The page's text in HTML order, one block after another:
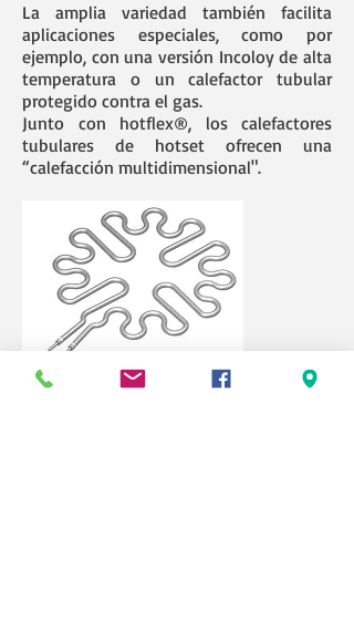
La amplia variedad también facilita
aplicaciones especiales, como por
ejemplo, con una versión Incoloy de alta
temperatura o un calefactor tubular
protegido contra el gas.
Junto con hotflex®, los calefactores
tubulares de hotset ofrecen una
“calefacción multidimensional".
DESCARGAS DISPONIBLES